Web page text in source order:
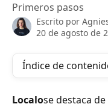
Primeros pasos
Escrito por
20 de agosto de
Índice de
Localose destaca